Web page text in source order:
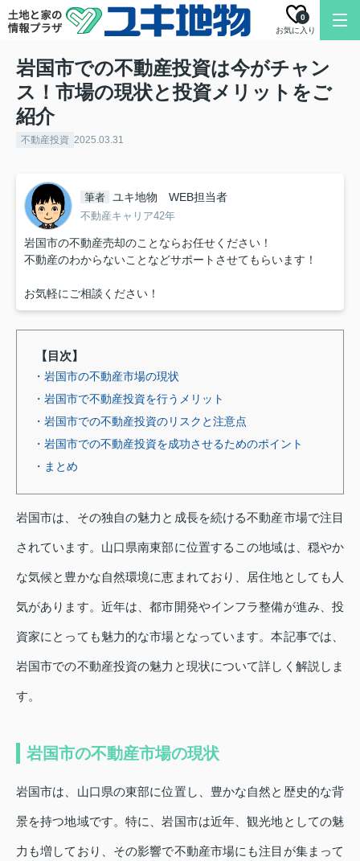
お気に入り
0
岩国市での不動産投資は今がチャン
ス！市場の現状と投資メリットをご
紹介
不動産投資 2025.03.31
筆者 ユキ地物 WEB担当者
不動産キャリア42年
岩国市の不動産売却のことならお任せください！
不動産のわからないことなどサポートさせてもらいます！
お気軽にご相談ください！
【目次】
・岩国市の不動産市場の現状
・岩国市で不動産投資を行うメリット
・岩国市での不動産投資のリスクと注意点
・岩国市での不動産投資を成功させるためのポイント
・まとめ
岩国市は、その独自の魅力と成長を続ける不動産市場で注目
されています。山口県南東部に位置するこの地域は、穏やか
な気候と豊かな自然環境に恵まれており、居住地としても人
気があります。近年は、都市開発やインフラ整備が進み、投
資家にとっても魅力的な市場となっています。本記事では、
岩国市での不動産投資の魅力と現状について詳しく解説しま
す。
岩国市の不動産市場の現状
岩国市は、山口県の東部に位置し、豊かな自然と歴史的な背
景を持つ地域です。特に、岩国市は近年、観光地としての魅
力も増しており、その影響で不動産市場にも注目が集まって